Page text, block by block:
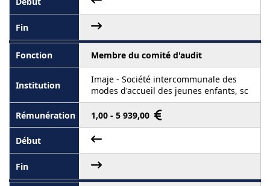
Membre du comité d'audit
Imaje - Société intercommunale des
modes d'accueil des jeunes enfants, sc
1,00 - 5 939,00